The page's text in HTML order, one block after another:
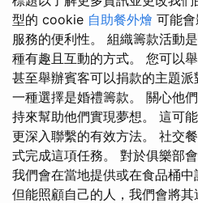
型的 cookie 自助餐外燴 可能
服務的便利性。 組織籌款活動
種有趣且互動的方式。 您可以
甚至舉辦賓客可以捐款的主題
一種選擇是婚禮籌款。 關心他
持來幫助他們實現夢想。 這可
更深入聯繫的有效方法。 社交
式完成這項任務。 對於俱樂部
我們會在當地提供或在食品桶
但能照顧自己的人，我們會將